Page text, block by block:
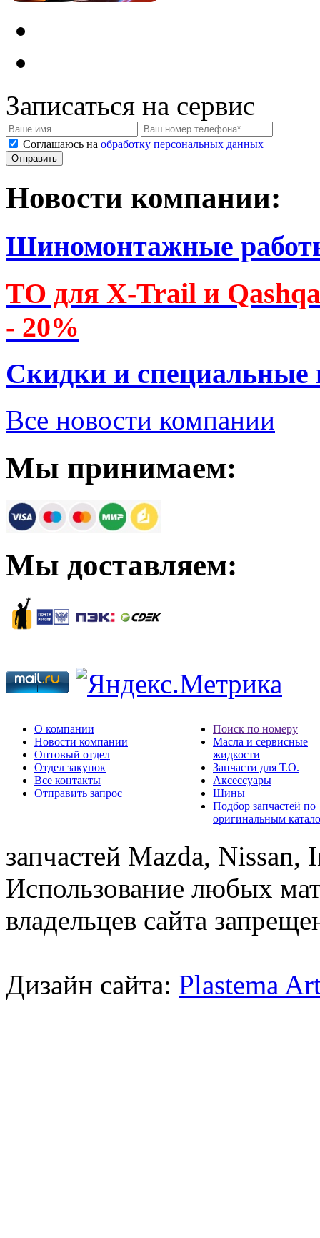
Записаться на сервис
Соглашаюсь на обработку персональных данных
Новости компании:
Шиномонтажные
ТО для X-Trail и
- 20%
Скидки и специальные
Все новости компании
Мы принимаем:
Мы доставляем:
О компании
Новости компании
Оптовый отдел
Отдел закупок
Все контакты
Отправить запрос
Поиск по номеру
Масла и сервисные
жидкости
Запчасти для Т.О.
Аксессуары
Шины
Подбор запчастей по
оригинальным
запчастей Mazda,
Использование любых
владельцев сайта
Дизайн сайта: Plastema